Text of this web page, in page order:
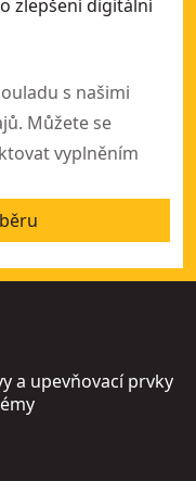
zlepšení digitální
s našimi
Můžete se
vyplněním
a upevňovací prvky